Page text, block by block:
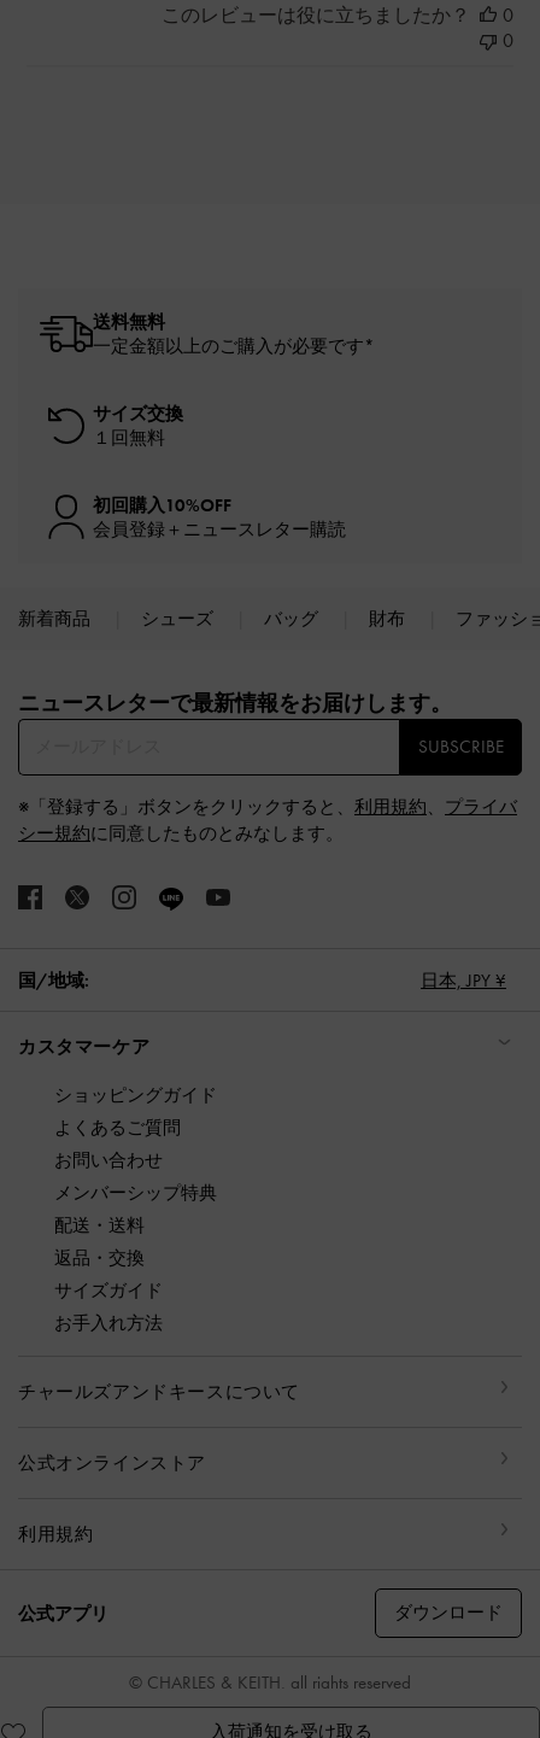
入荷通知を受け取る
このレビューは役に立ちましたか？
0
0
送料無料
一定金額以上のご購入が必要です*
サイズ交換
１回無料
初回購入10%OFF
会員登録＋ニュースレター購読
新着商品 シューズ バッグ 財布 ファッシ
ニュースレターで最新情報をお届けします。​
SUBSCRIBE
※「登録する」ボタンをクリックすると、 利用規約、 プライバ
シー規約に同意したものとみなします。
国/地域: 日本, JPY ¥
カスタマーケア
ショッピングガイド
よくあるご質問
お問い合わせ
メンバーシップ特典
配送・送料
返品・交換
サイズガイド
お手入れ方法
チャールズアンドキースについて
公式オンラインストア
利用規約
公式アプリ ダウンロード
© CHARLES & KEITH, all rights reserved